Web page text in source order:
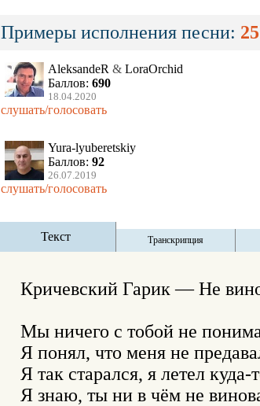
Примеры исполнения песни: 25
AleksandeR & LoraOrchid
Баллов: 690
18.04.2020
слушать/голосовать
Yura-lyuberetskiy
Баллов: 92
26.07.2019
слушать/голосовать
Текст Транскрипция
Кричевский Гарик — Не
Мы ничего с тобой не
Я понял, что меня не
Я так старался, я летел
Я знаю, ты ни в чём не